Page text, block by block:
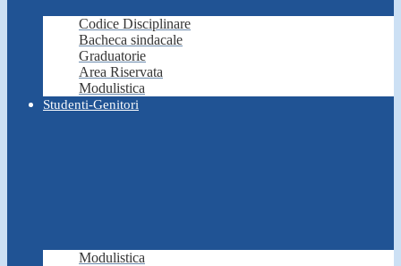
Codice Disciplinare
Bacheca sindacale
Graduatorie
Area Riservata
Modulistica
Studenti-Genitori
Modulistica